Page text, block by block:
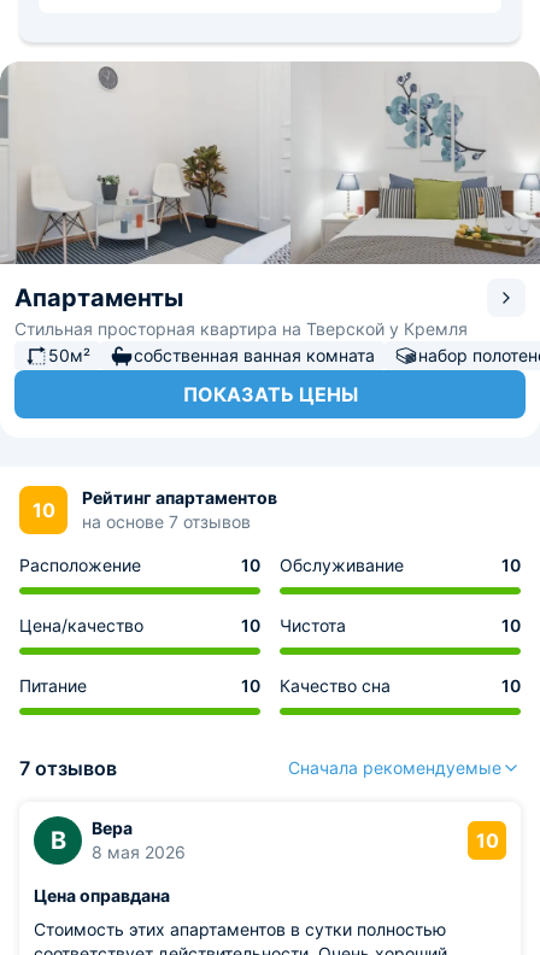
Апартаменты
Стильная просторная квартира на Тверской у Кремля
50м²
собственная ванная комната набор
ПОКАЗАТЬ ЦЕНЫ
10
Рейтинг апартаментов
на основе 7 отзывов
Расположение 10 Обслуживание 10
Цена/качество 10 Чистота 10
Питание 10 Качество сна 10
7 отзывов Сначала рекомендуемые
В
Вера
8 мая 2026
10
Цена оправдана
Стоимость этих апартаментов в сутки полностью